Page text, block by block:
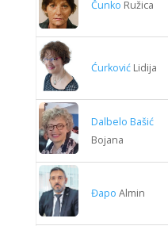
Čunko Ružica
Ćurković Lidija
Dalbelo Bašić
Bojana
Đapo Almin